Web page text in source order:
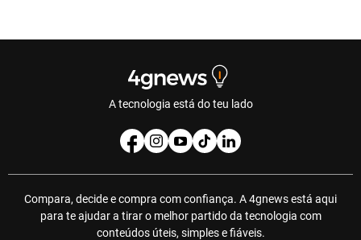
A tecnologia está do teu lado
Compara, decide e compra com confiança. A 4gnews está aqui
para te ajudar a tirar o melhor partido da tecnologia com
conteúdos úteis, simples e fiáveis.